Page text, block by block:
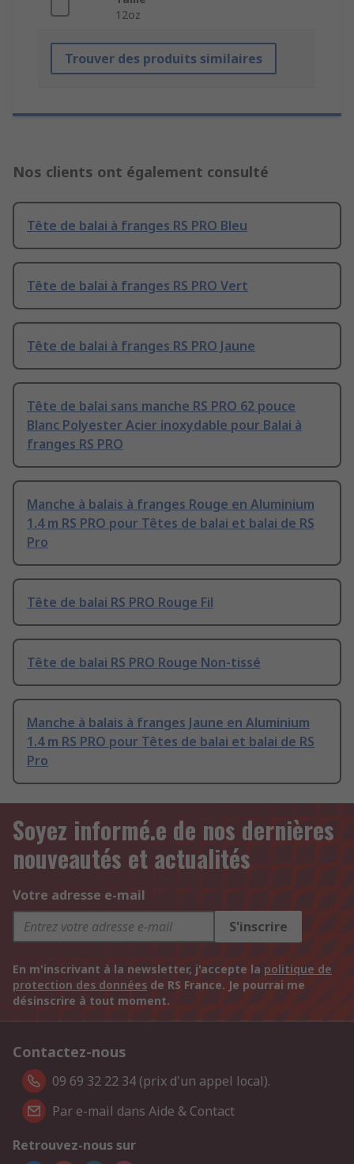
12oz
Trouver des produits similaires
Nos clients ont également consulté
Tête de balai à franges RS PRO Bleu
Tête de balai à franges RS PRO Vert
Tête de balai à franges RS PRO Jaune
Tête de balai sans manche RS PRO 62 pouce
Blanc Polyester Acier inoxydable pour Balai à
franges RS PRO
Manche à balais à franges Rouge en Aluminium
1.4 m RS PRO pour Têtes de balai et balai de RS
Pro
Tête de balai RS PRO Rouge Fil
Tête de balai RS PRO Rouge Non-tissé
Manche à balais à franges Jaune en Aluminium
1.4 m RS PRO pour Têtes de balai et balai de RS
Pro
Soyez informé.e de nos dernières
nouveautés et actualités
Votre adresse e-mail
S'inscrire
En m'inscrivant à la newsletter, j'accepte la politique de
protection des données de RS France. Je pourrai me
désinscrire à tout moment.
Contactez-nous
09 69 32 22 34 (prix d'un appel local).
Par e-mail dans Aide & Contact
Retrouvez-nous sur